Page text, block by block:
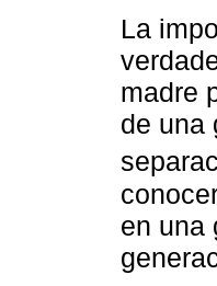
La
madre
de una
en una